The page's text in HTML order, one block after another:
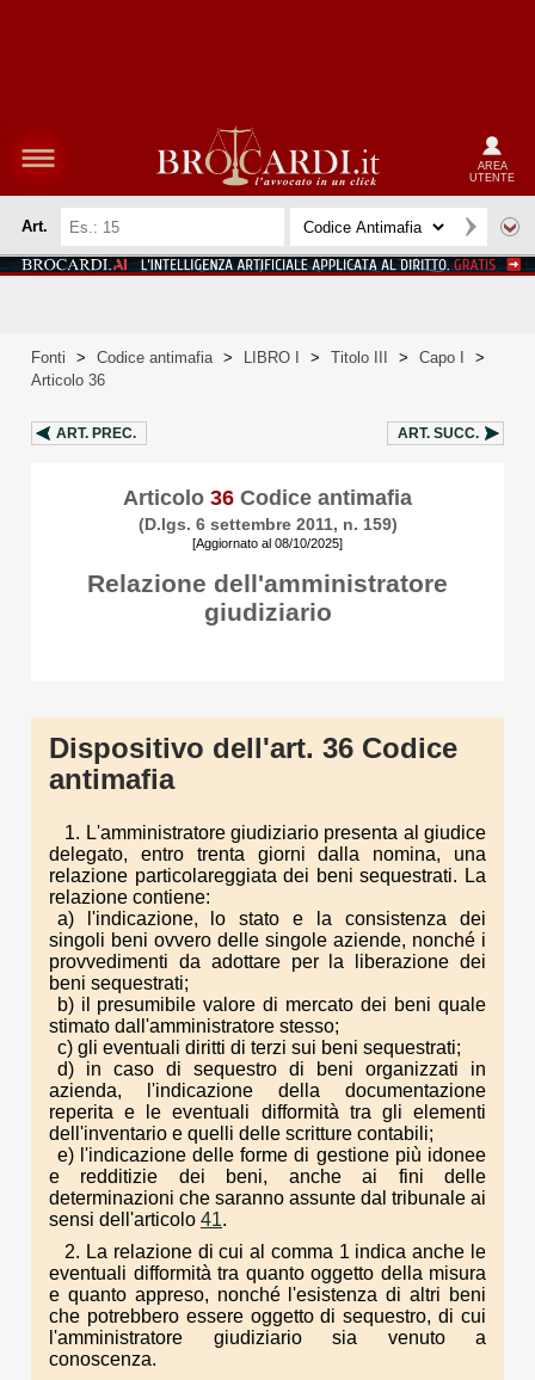
AREA
UTENTE
Art.
Fonti > Codice antimafia > LIBRO I > Titolo III > Capo I
>
Articolo 36
ART. PREC. ART. SUCC.
Articolo 36 Codice antimafia
(D.lgs. 6 settembre 2011, n. 159)
[Aggiornato al 08/10/2025]
Relazione dell'amministratore
giudiziario
Dispositivo dell'art. 36 Codice
antimafia
1. L'amministratore giudiziario presenta al giudice
delegato, entro trenta giorni dalla nomina, una
relazione particolareggiata dei beni sequestrati. La
relazione contiene:
a) l'indicazione, lo stato e la consistenza dei
singoli beni ovvero delle singole aziende, nonché i
provvedimenti da adottare per la liberazione dei
beni sequestrati;
b) il presumibile valore di mercato dei beni quale
stimato dall'amministratore stesso;
c) gli eventuali diritti di terzi sui beni sequestrati;
d) in caso di sequestro di beni organizzati in
azienda, l'indicazione della documentazione
reperita e le eventuali difformità tra gli elementi
dell'inventario e quelli delle scritture contabili;
e) l'indicazione delle forme di gestione più idonee
e redditizie dei beni, anche ai fini delle
determinazioni che saranno assunte dal tribunale ai
sensi dell'articolo 41.
2. La relazione di cui al comma 1 indica anche le
eventuali difformità tra quanto oggetto della misura
e quanto appreso, nonché l'esistenza di altri beni
che potrebbero essere oggetto di sequestro, di cui
l'amministratore giudiziario sia venuto a
conoscenza.